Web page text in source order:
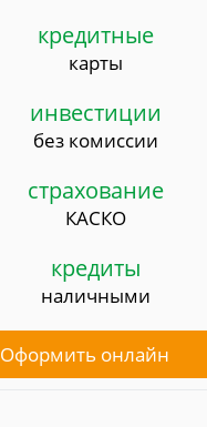
кредитные
карты
инвестиции
без комиссии
страхование
КАСКО
кредиты
наличными
Оформить онлайн